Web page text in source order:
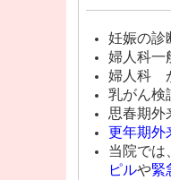
妊娠の
婦人科一
婦人科
乳がん検
思春期外
更年期外
当院では
ピルや緊